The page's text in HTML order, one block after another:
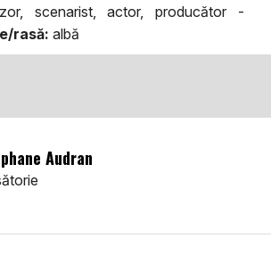
scenarist, actor, producător -
rasă: albă
Audran